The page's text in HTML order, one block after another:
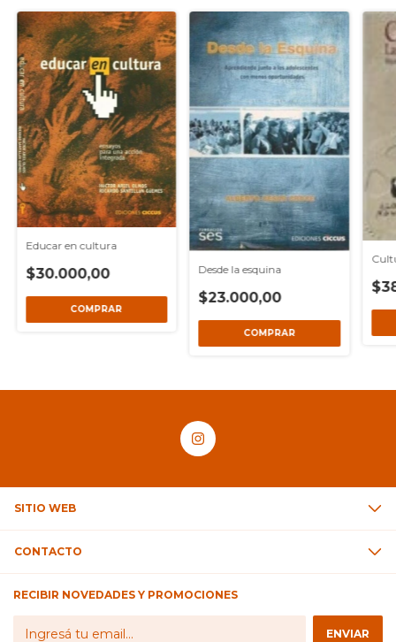
Educar en cultura
$30.000,00 Desde la esquina
$23.000,00
SITIO WEB
CONTACTO
RECIBIR NOVEDADES Y PROMOCIONES